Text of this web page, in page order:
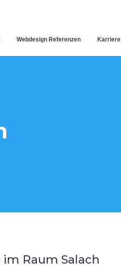
Webdesign Referenzen Karriere
Raum Salach